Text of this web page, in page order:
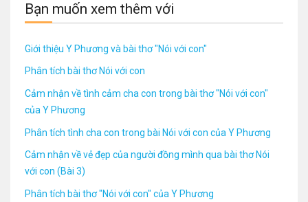
Bạn muốn xem thêm với
Giới thiệu Y Phương và bài thơ "Nói với con"
Phân tích bài thơ Nói với con
Cảm nhận về tình cảm cha con trong bài thơ "Nói với con"
của Y Phương
Phân tích tình cha con trong bài Nói với con của Y Phương
Cảm nhận về vẻ đẹp của người đồng mình qua bài thơ Nói
với con (Bài 3)
Phân tích bài thơ "Nói với con" của Y Phương